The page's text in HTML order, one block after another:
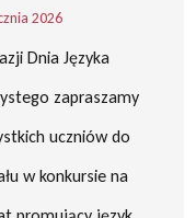
2026
Dnia Języka
zapraszamy
uczniów do
w konkursie na